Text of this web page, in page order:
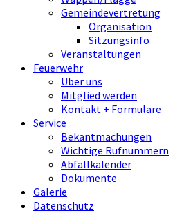
Gemeindevertretung
Organisation
Sitzungsinfo
Veranstaltungen
Feuerwehr
Über uns
Mitglied werden
Kontakt + Formulare
Service
Bekantmachungen
Wichtige Rufnummern
Abfallkalender
Dokumente
Galerie
Datenschutz